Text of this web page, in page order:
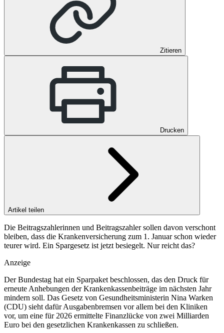
Zitieren
Drucken
Artikel teilen
Die Beitragszahlerinnen und Beitragszahler sollen davon verschont
bleiben, dass die Krankenversicherung zum 1. Januar schon wieder
teurer wird. Ein Spargesetz ist jetzt besiegelt. Nur reicht das?
Anzeige
Der Bundestag hat ein Sparpaket beschlossen, das den Druck für
erneute Anhebungen der Krankenkassenbeiträge im nächsten Jahr
mindern soll. Das Gesetz von Gesundheitsministerin Nina Warken
(CDU) sieht dafür Ausgabenbremsen vor allem bei den Kliniken
vor, um eine für 2026 ermittelte Finanzlücke von zwei Milliarden
Euro bei den gesetzlichen Krankenkassen zu schließen.